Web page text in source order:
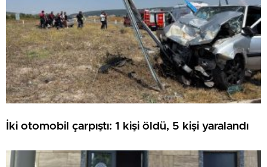
İki otomobil çarpıştı: 1 kişi öldü, 5 kişi yaralandı